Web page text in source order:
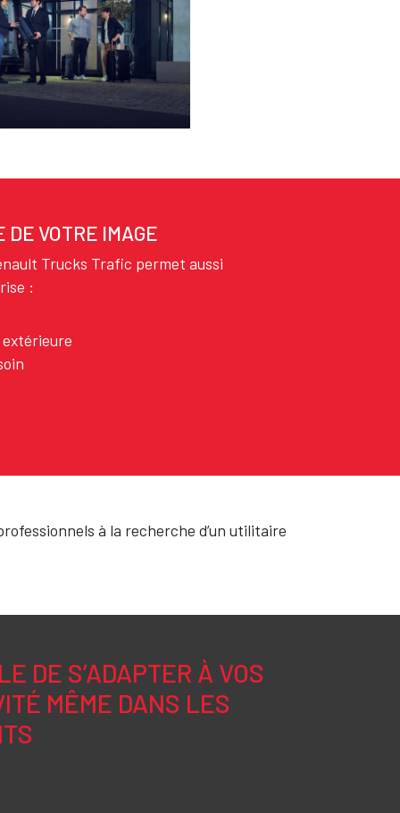
VOTRE IMAGE
Trucks Trafic permet aussi
:
à la recherche d’un utilitaire
DE S’ADAPTER À VOS
MÊME DANS LES